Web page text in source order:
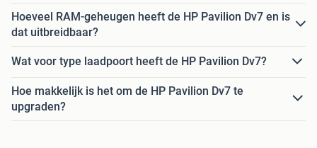
Hoeveel RAM-geheugen heeft de HP Pavilion Dv7 en is
dat uitbreidbaar?
Wat voor type laadpoort heeft de HP Pavilion Dv7?
Hoe makkelijk is het om de HP Pavilion Dv7 te
upgraden?